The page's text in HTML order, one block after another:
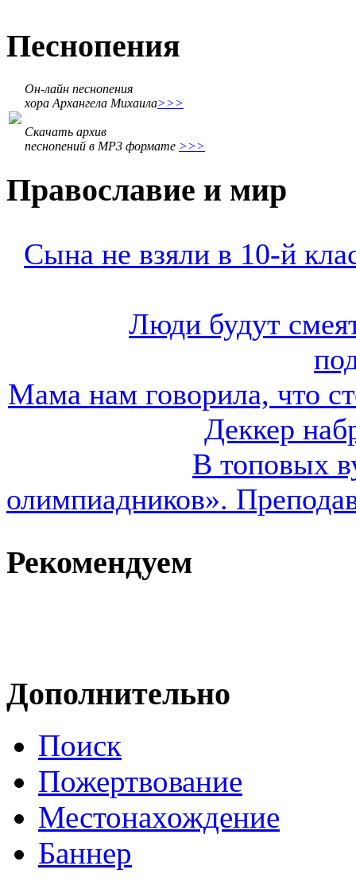
Песнопения
Он-лайн песнопения
хора Архангела Михаила>>>
Скачать архив
песнопений в MP3 формате >>>
Православие и мир
«Сына не взяли в 10-й
«Люди будут
«Мама нам говорила, что
Деккер
«В топовых
олимпиадников».
Рекомендуем
Дополнительно
Поиск
Пожертвование
Местонахождение
Баннер